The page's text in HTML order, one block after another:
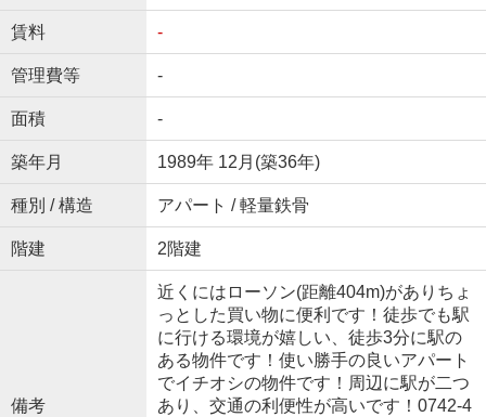
賃料 -
管理費等 -
面積 -
築年月 1989年 12月(築36年)
種別 / 構造 アパート / 軽量鉄骨
階建 2階建
備考
近くにはローソン(距離404m)がありちょ
っとした買い物に便利です！徒歩でも駅
に行ける環境が嬉しい、徒歩3分に駅の
ある物件です！使い勝手の良いアパート
でイチオシの物件です！周辺に駅が二つ
あり、交通の利便性が高いです！0742-4